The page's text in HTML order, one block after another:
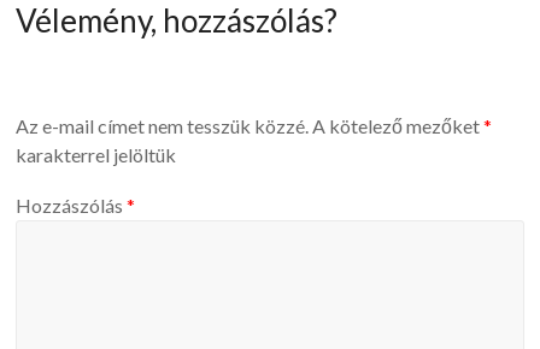
Vélemény, hozzászólás?
Az e-mail címet nem tesszük közzé.A kötelező mezőket*
karakterrel jelöltük
Hozzászólás*